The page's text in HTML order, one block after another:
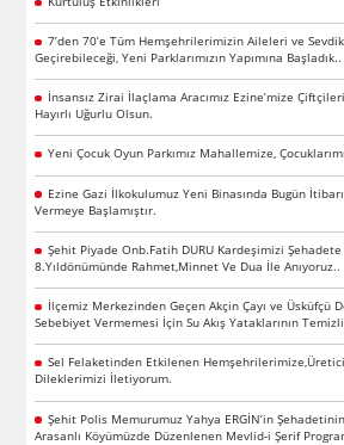
7’den 70’e Tüm Hemşehrilerimizin Aileleri ve
Geçirebileceği, Yeni Parklarımızın Yapımına Başladık..
İnsansız Zirai İlaçlama Aracımız Ezine’mize
Hayırlı Uğurlu Olsun.
Yeni Çocuk Oyun Parkımız Mahallemize,
Ezine Gazi İlkokulumuz Yeni Binasında Bugün
Vermeye Başlamıştır.
Şehit Piyade Onb.Fatih DURU Kardeşimizi
8.Yıldönümünde Rahmet,Minnet Ve Dua İle Anıyoruz..
İlçemiz Merkezinden Geçen Akçin Çayı ve Üsküfçü
Sebebiyet Vermemesi İçin Su Akış Yataklarının
Sel Felaketinden Etkilenen
Dileklerimizi İletiyorum.
Şehit Polis Memurumuz Yahya ERGİN’in
Arasanlı Köyümüzde Düzenlenen Mevlid-i Şerif